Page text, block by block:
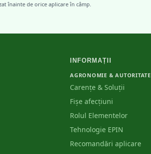
din România
înainte de orice aplicare în câmp.
INFORMAȚII
AGRONOMIE & AUTORITATE
Carențe & Soluții
Fișe afecțiuni
Rolul Elementelor
Tehnologie EPIN
Recomandări aplicare